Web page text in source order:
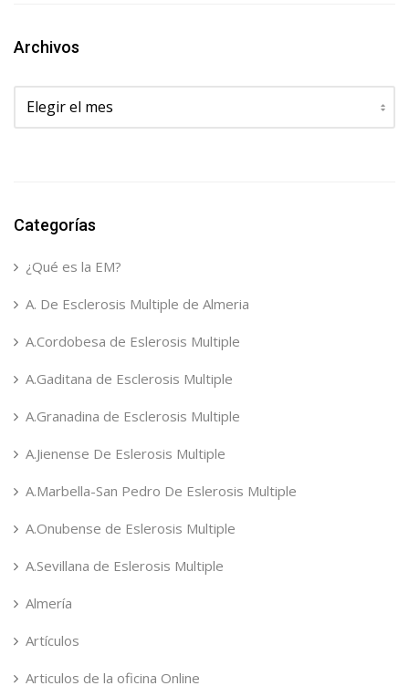
Archivos
Archivos
Categorías
¿Qué es la EM?
A. De Esclerosis Multiple de Almeria
A.Cordobesa de Eslerosis Multiple
A.Gaditana de Esclerosis Multiple
A.Granadina de Esclerosis Multiple
A.Jienense De Eslerosis Multiple
A.Marbella-San Pedro De Eslerosis Multiple
A.Onubense de Eslerosis Multiple
A.Sevillana de Eslerosis Multiple
Almería
Artículos
Articulos de la oficina Online